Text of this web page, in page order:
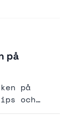
på
på
och